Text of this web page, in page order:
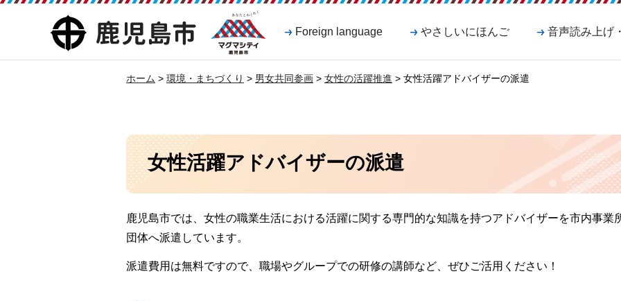
鹿児島市
マグマシティ
鹿児島市
Foreign language やさしいにほんご 音声読み上げ
ホーム > 環境・まちづくり > 男女共同参画 > 女性の活躍推進 > 女性活躍アドバイザーの派遣
女性活躍アドバイザーの派遣
鹿児島市では、女性の職業生活における活躍に関する専門的な知識を持つアドバイザーを市内事業
団体へ派遣しています。
派遣費用は無料ですので、職場やグループでの研修の講師など、ぜひご活用ください！